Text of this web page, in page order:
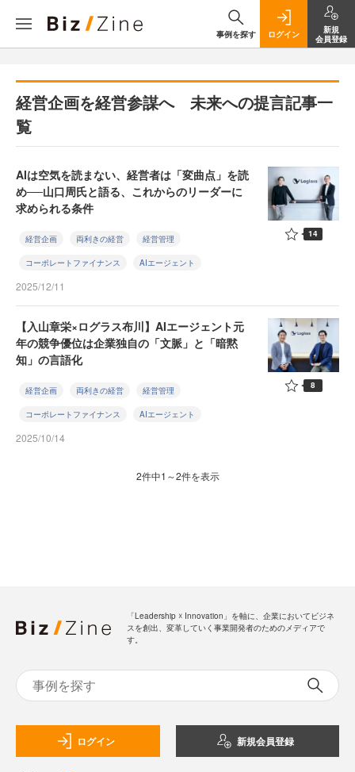
事例を探す ログイン
新規
会員登録
経営企画を経営参謀へ 未来への提言記事一
覧
AIは空気を読まない、経営者は「変曲点」を読
め──山口周氏と語る、これからのリーダーに
求められる条件
経営企画 両利きの経営 経営管理
コーポレートファイナンス AIエージェント
2025/12/11
14
【入山章栄×ログラス布川】AIエージェント元
年の競争優位は企業独自の「文脈」と「暗黙
知」の言語化
経営企画 両利きの経営 経営管理
コーポレートファイナンス AIエージェント
2025/10/14
8
2件中1～2件を表示
「Leadership ☓ Innovation」を軸に、企業においてビジネ
スを創出、変革していく事業開発者のためのメディアで
す。
ログイン 新規会員登録